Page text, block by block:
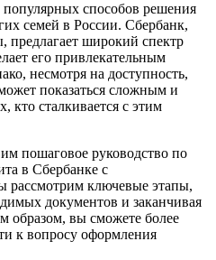
способов решения
семей в России. Сбербанк,
предлагает широкий спектр
его привлекательным
несмотря на доступность,
показаться сложным и
кто сталкивается с этим
пошаговое руководство по
в Сбербанке с
рассмотрим ключевые этапы,
документов и заканчивая
образом, вы сможете более
к вопросу оформления